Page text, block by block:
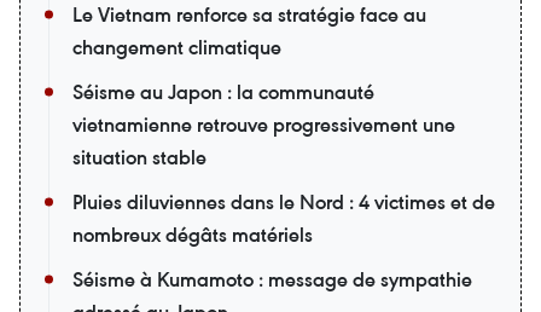
Le Vietnam renforce sa stratégie face au
changement climatique
Séisme au Japon : la communauté
vietnamienne retrouve progressivement une
situation stable
Pluies diluviennes dans le Nord : 4 victimes et de
nombreux dégâts matériels
Séisme à Kumamoto : message de sympathie